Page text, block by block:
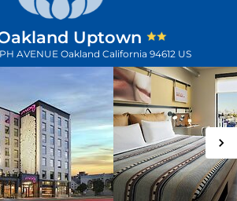
Uptown
AVENUE Oakland California 94612 US